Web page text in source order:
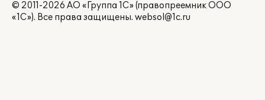
© 2011-2026 АО «Группа 1С» (правопреемник ООО
«1С»). Все права защищены. websol@1c.ru